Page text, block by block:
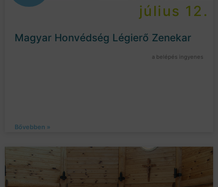
július 12.
Magyar Honvédség Légierő Zenekar
a belépés ingyenes
Bővebben »